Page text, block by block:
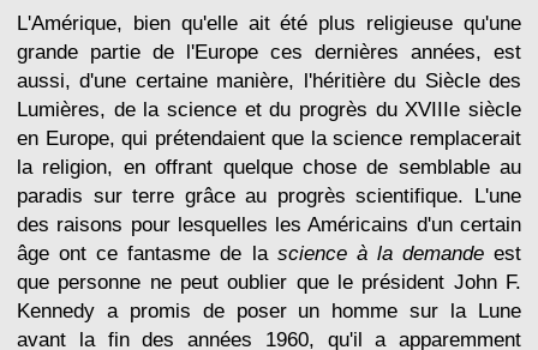
L'Amérique, bien qu'elle ait été plus religieuse qu'une
grande partie de l'Europe ces dernières années, est
aussi, d'une certaine manière, l'héritière du Siècle des
Lumières, de la science et du progrès du XVIIIe siècle
en Europe, qui prétendaient que la science remplacerait
la religion, en offrant quelque chose de semblable au
paradis sur terre grâce au progrès scientifique. L'une
des raisons pour lesquelles les Américains d'un certain
âge ont ce fantasme de la science à la demandeest
que personne ne peut oublier que le président John F.
Kennedy a promis de poser un homme sur la Lune
avant la fin des années 1960, qu'il a apparemment